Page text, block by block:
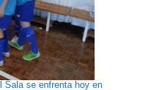
Sala se enfrenta hoy en